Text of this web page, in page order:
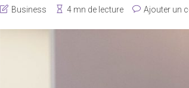
Business 4 mn de lecture Ajouter un